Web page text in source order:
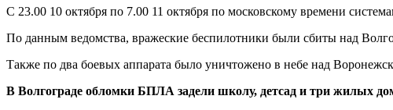
С 23.00 10 октября по 7.00 11 октября по московскому времени
По данным ведомства, вражеские беспилотники были сбиты над
Также по два боевых аппарата было уничтожено в небе над
В Волгограде обломки БПЛА задели школу, детсад и три жилых